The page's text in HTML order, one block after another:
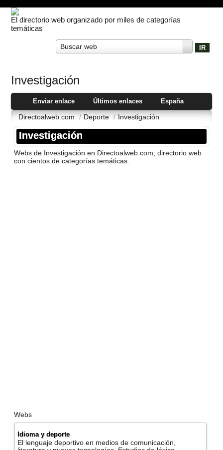
El directorio web organizado por miles de categorías
temáticas
Buscar web
Investigación
Enviar enlace Últimos enlaces España
Directoalweb.com / Deporte / Investigación
Investigación
Webs de Investigación en Directoalweb.com, directorio web
con cientos de categorí­as temáticas.
Webs
Idioma y deporte
El lenguaje deportivo en medios de comunicación,